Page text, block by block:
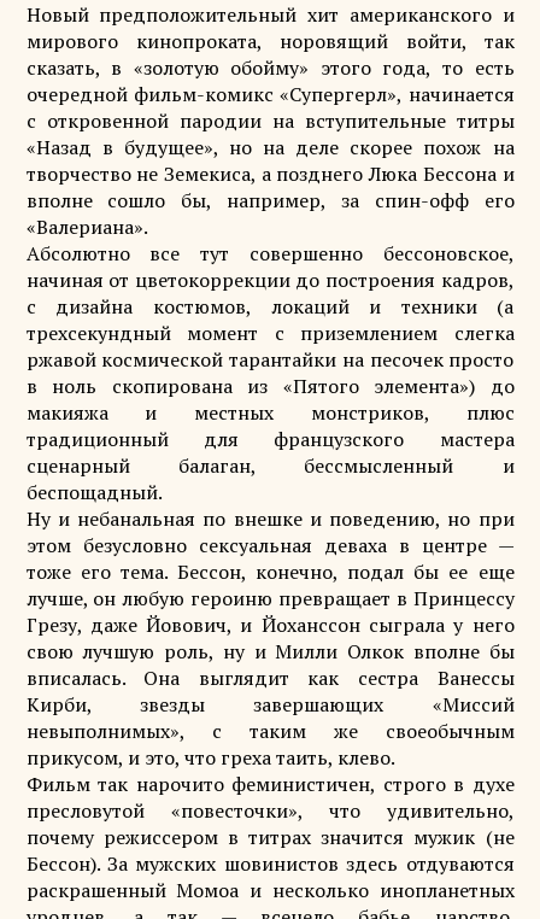
Новый предположительный хит американского и
мирового кинопроката, норовящий войти, так
сказать, в «золотую обойму» этого года, то есть
очередной фильм-комикс «Супергерл», начинается
с откровенной пародии на вступительные титры
«Назад в будущее», но на деле скорее похож на
творчество не Земекиса, а позднего Люка Бессона и
вполне сошло бы, например, за спин-офф его
«Валериана».
Абсолютно все тут совершенно бессоновское,
начиная от цветокоррекции до построения кадров,
с дизайна костюмов, локаций и техники (а
трехсекундный момент с приземлением слегка
ржавой космической тарантайки на песочек просто
в ноль скопирована из «Пятого элемента») до
макияжа и местных монстриков, плюс
традиционный для французского мастера
сценарный балаган, бессмысленный и
беспощадный.
Ну и небанальная по внешке и поведению, но при
этом безусловно сексуальная деваха в центре —
тоже его тема. Бессон, конечно, подал бы ее еще
лучше, он любую героиню превращает в Принцессу
Грезу, даже Йовович, и Йоханссон сыграла у него
свою лучшую роль, ну и Милли Олкок вполне бы
вписалась. Она выглядит как сестра Ванессы
Кирби, звезды завершающих «Миссий
невыполнимых», с таким же своеобычным
прикусом, и это, что греха таить, клево.
Фильм так нарочито феминистичен, строго в духе
пресловутой «повесточки», что удивительно,
почему режиссером в титрах значится мужик (не
Бессон). За мужских шовинистов здесь отдуваются
раскрашенный Момоа и несколько инопланетных